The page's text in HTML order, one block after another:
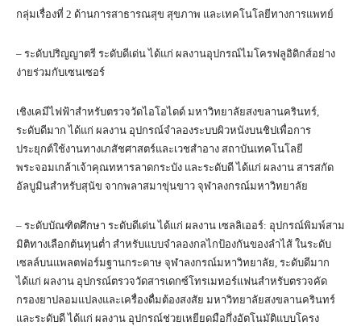
กลุ่มเรื่องที่ 2 ด้านการสาธารณสุข สุขภาพ และเทคโนโลยีทางการแพทย์
– ระดับปริญญาตรี ระดับดีเด่น ได้แก่ ผลงานอุปกรณ์ไมโครฟลูอิดิกส์อย่าง
ง่ายร่วมกับเซนเซอร์
เชิงเคมีไฟฟ้าสำหรับตรวจวัดไอโอไดด์ มหาวิทยาลัยสงขลานครินทร์,
ระดับดีมาก ได้แก่ ผลงาน อุปกรณ์จำลองระบบผิวหนังบนชิปเพื่อการ
ประยุกต์ใช้งานทางเภสัชศาสตร์และเวชสำอาง สถาบันเทคโนโลยี
พระจอมเกล้าเจ้าคุณทหารลาดกระบัง และระดับดี ได้แก่ ผลงาน สารสกัด
อัลบูมินสำหรับสุนัข จากพลาสมาขุ่นขาว จุฬาลงกรณ์มหาวิทยาลัย
– ระดับบัณฑิตศึกษา ระดับดีเด่น ได้แก่ ผลงาน เซลลิเออร์: อุปกรณ์พิมพ์สาม
มิติทางเลือกต้นทุนต่ำ สำหรับแบบจำลองกลไกป้องกันของลำไส้ ในระดับ
เซลล์บนแพลตฟอร์มฐานกระดาษ จุฬาลงกรณ์มหาวิทยาลัย, ระดับดีมาก
ได้แก่ ผลงาน อุปกรณ์ตรวจวัดสารเดกซ์โทรเมทอร์แฟนสำหรับตรวจคัด
กรองยาปลอมแปลงและเครื่องดื่มต้องสงสัย มหาวิทยาลัยสงขลานครินทร์
และระดับดี ได้แก่ ผลงาน อุปกรณ์ช่วยเหยียดมือกึ่งอัตโนมัติแบบโครง